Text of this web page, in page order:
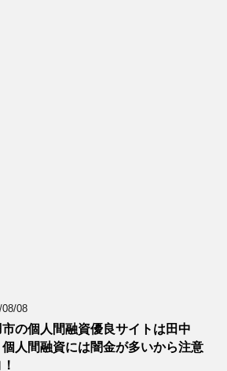
08/08
の個人間融資優良サイトは田中
個人間融資には闇金が多いから注意